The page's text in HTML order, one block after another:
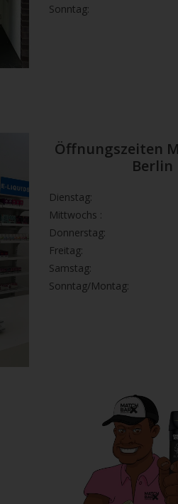
erforderlich, Verpackung oder
Hände von Kindern gelangen.
… gründlich waschen.
aufbewahren.
entsprechend den örtlichen
Sonntag:
Öffnungszeiten
Berlin
Dienstag:
Mittwochs :
Donnerstag:
Freitag:
Samstag:
Sonntag/Montag: